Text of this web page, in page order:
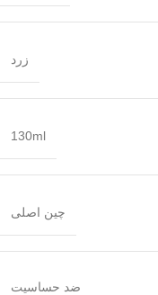
زرد
130ml
چین اصلی
ضد حساسیت